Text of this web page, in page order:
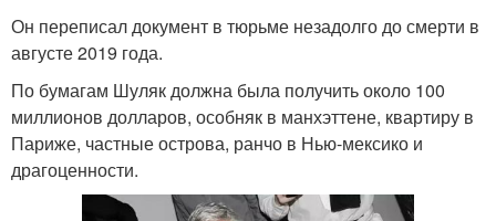
Он переписал документ в тюрьме незадолго до смерти в
августе 2019 года.
По бумагам Шуляк должна была получить около 100
миллионов долларов, особняк в манхэттене, квартиру в
Париже, частные острова, ранчо в Нью-мексико и
драгоценности.